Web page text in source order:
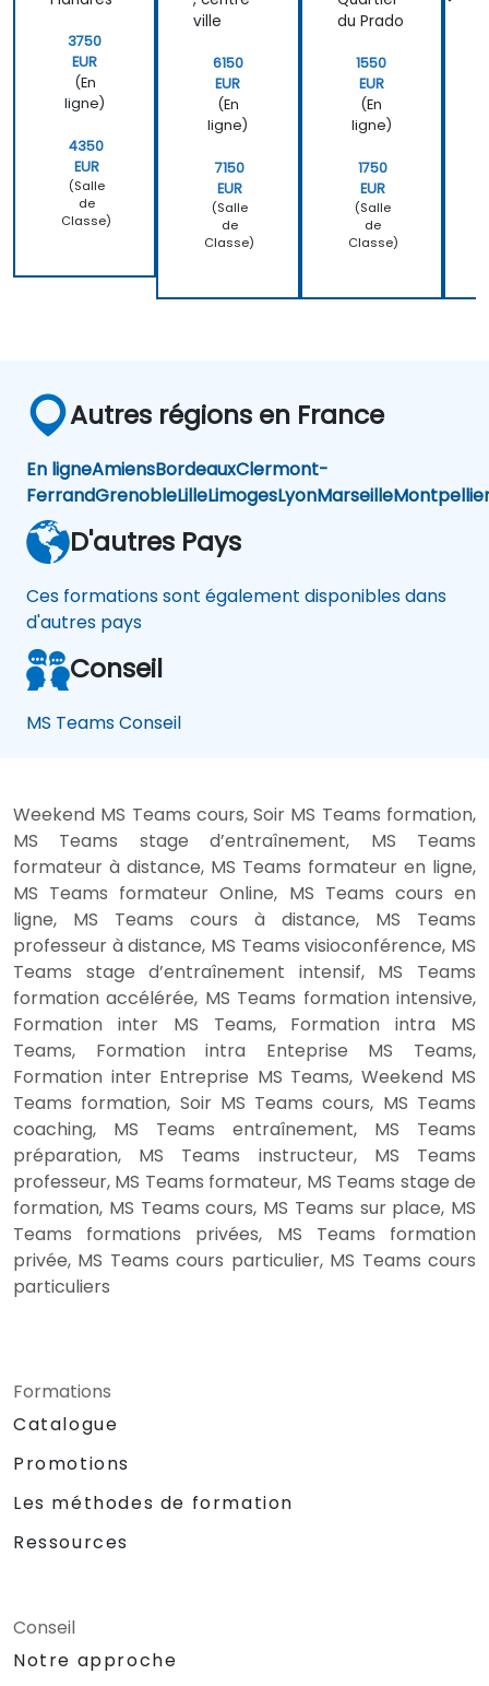
3750
EUR
(En
ligne)
4350
EUR
(Salle
de
Classe)
ville
6150
EUR
(En
ligne)
7150
EUR
(Salle
de
Classe)
s
du Prado
1550
EUR
(En
ligne)
1750
EUR
(Salle
de
Classe)
Autres régions en France
En ligneAmiensBordeauxClermont-
FerrandGrenobleLilleLimogesLyonMarseille
D'autres Pays
Ces formations sont également disponibles dans
d'autres pays
Conseil
MS Teams Conseil
Weekend MS Teams cours, Soir MS Teams formation,
MS Teams stage d’entraînement, MS Teams
formateur à distance, MS Teams formateur en ligne,
MS Teams formateur Online, MS Teams cours en
ligne, MS Teams cours à distance, MS Teams
professeur à distance, MS Teams visioconférence, MS
Teams stage d’entraînement intensif, MS Teams
formation accélérée, MS Teams formation intensive,
Formation inter MS Teams, Formation intra MS
Teams, Formation intra Enteprise MS Teams,
Formation inter Entreprise MS Teams, Weekend MS
Teams formation, Soir MS Teams cours, MS Teams
coaching, MS Teams entraînement, MS Teams
préparation, MS Teams instructeur, MS Teams
professeur, MS Teams formateur, MS Teams stage de
formation, MS Teams cours, MS Teams sur place, MS
Teams formations privées, MS Teams formation
privée, MS Teams cours particulier, MS Teams cours
particuliers
Formations
Catalogue
Promotions
Les méthodes de formation
Ressources
Conseil
Notre approche